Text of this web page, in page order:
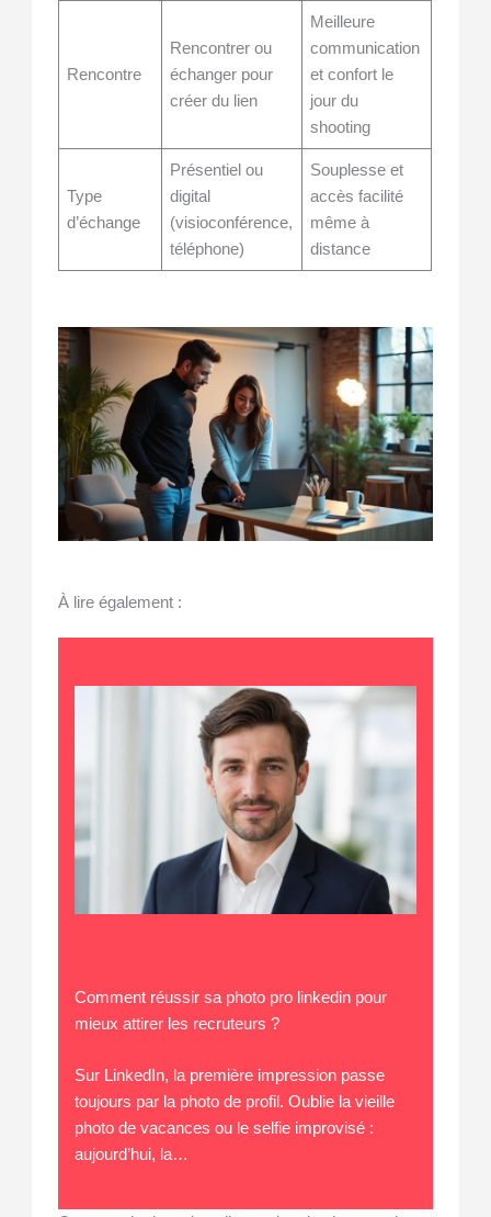
Rencontre
Rencontrer ou
échanger pour
créer du lien
Meilleure
communication
et confort le
jour du
shooting
Type
d’échange
Présentiel ou
digital
(visioconférence,
téléphone)
Souplesse et
accès facilité
même à
distance
À lire également :
Comment réussir sa photo pro linkedin pour
mieux attirer les recruteurs ?
Sur LinkedIn, la première impression passe
toujours par la photo de profil. Oublie la vieille
photo de vacances ou le selfie improvisé :
aujourd’hui, la…